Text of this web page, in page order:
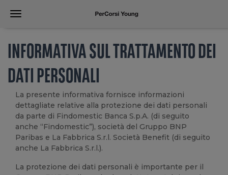
INFORMATIVA SUL TRATTAMENTO DEI
DATI PERSONALI
La presente informativa fornisce informazioni
dettagliate relative alla protezione dei dati personali
da parte di Findomestic Banca S.p.A. (di seguito
anche “Findomestic”), società del Gruppo BNP
Paribas e La Fabbrica S.r.l. Società Benefit (di seguito
anche La Fabbrica S.r.l.).
La protezione dei dati personali è importante per il